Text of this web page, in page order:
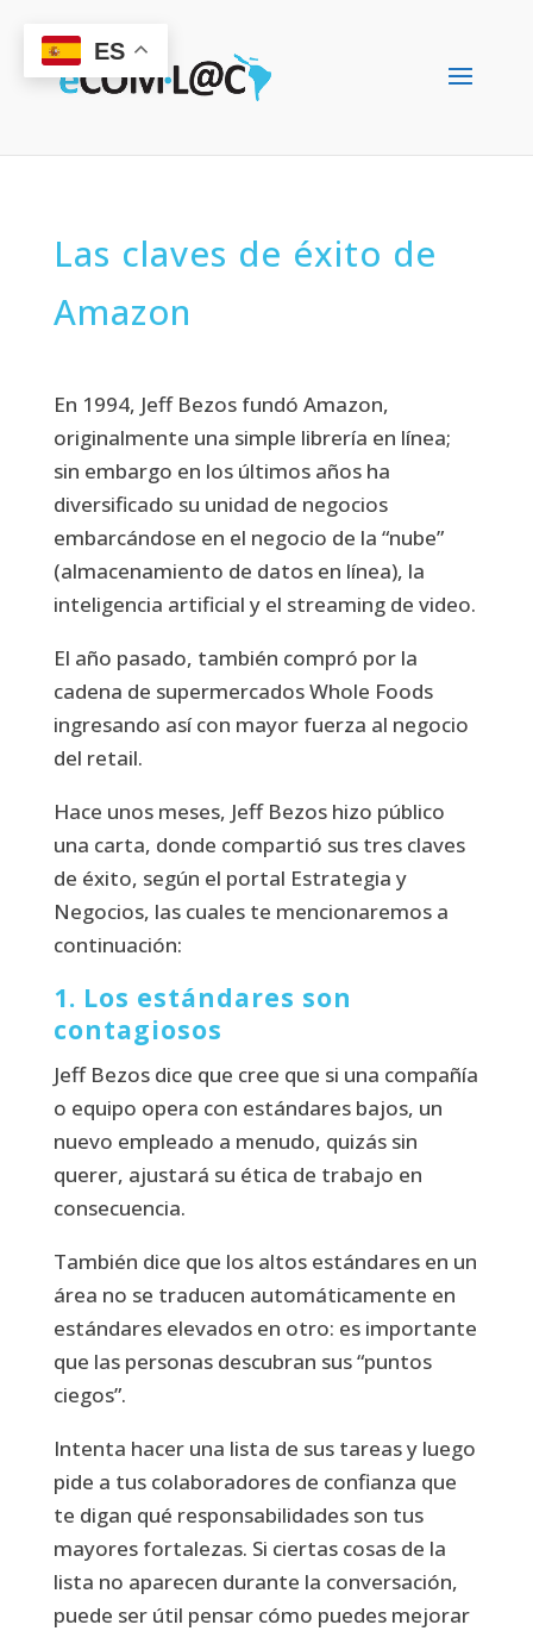
Las claves de éxito de
Amazon
En 1994, Jeff Bezos fundó Amazon,
originalmente una simple librería en línea;
sin embargo en los últimos años ha
diversificado su unidad de negocios
embarcándose en el negocio de la “nube”
(almacenamiento de datos en línea), la
inteligencia artificial y el streaming de video.
El año pasado, también compró por la
cadena de supermercados Whole Foods
ingresando así con mayor fuerza al negocio
del retail.
Hace unos meses, Jeff Bezos hizo público
una carta, donde compartió sus tres claves
de éxito, según el portal Estrategia y
Negocios, las cuales te mencionaremos a
continuación:
1. Los estándares son
contagiosos
Jeff Bezos dice que cree que si una compañía
o equipo opera con estándares bajos, un
nuevo empleado a menudo, quizás sin
querer, ajustará su ética de trabajo en
consecuencia.
También dice que los altos estándares en un
área no se traducen automáticamente en
estándares elevados en otro: es importante
que las personas descubran sus “puntos
ciegos”.
Intenta hacer una lista de sus tareas y luego
pide a tus colaboradores de confianza que
te digan qué responsabilidades son tus
mayores fortalezas. Si ciertas cosas de la
lista no aparecen durante la conversación,
puede ser útil pensar cómo puedes mejorar
ES